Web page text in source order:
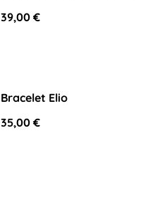
39,00 €
Bracelet Elio
35,00 €